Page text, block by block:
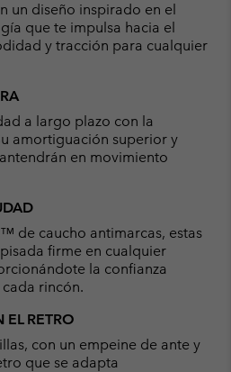
un diseño inspirado en el
que te impulsa hacia el
y tracción para cualquier
a largo plazo con la
amortiguación superior y
en movimiento
de caucho antimarcas, estas
firme en cualquier
la confianza
rincón.
RETRO
con un empeine de ante y
que se adapta